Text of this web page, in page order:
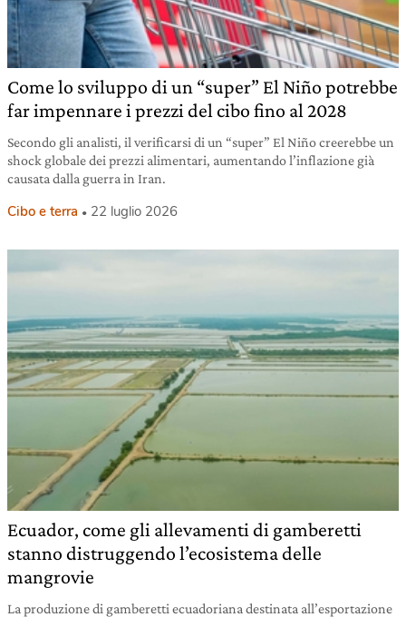
Come lo sviluppo di un “super” El Niño potrebbe
far impennare i prezzi del cibo fino al 2028
Secondo gli analisti, il verificarsi di un “super” El Niño creerebbe un
shock globale dei prezzi alimentari, aumentando l’inflazione già
causata dalla guerra in Iran.
Cibo e terra 22 luglio 2026
Ecuador, come gli allevamenti di gamberetti
stanno distruggendo l’ecosistema delle
mangrovie
La produzione di gamberetti ecuadoriana destinata all’esportazione